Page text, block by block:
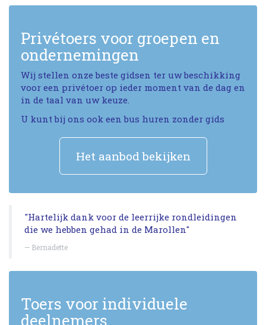
Privétoers voor groepen en
ondernemingen
Wij stellen onze beste gidsen ter uw beschikking
voor een privétoer op ieder moment van de dag en
in de taal van uw keuze.
U kunt bij ons ook een bus huren zonder gids
Het aanbod bekijken
"Hartelijk dank voor de leerrijke rondleidingen
die we hebben gehad in de Marollen"
Bernadette
Toers voor individuele
deelnemers